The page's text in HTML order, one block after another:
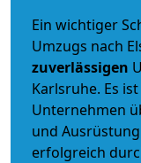
Ein wichtiger
Umzugs nach
zuverlässigen
Karlsruhe. Es
Unternehmen
und
erfolgreich